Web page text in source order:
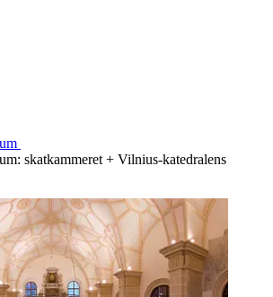
skatkammeret + Vilnius-katedralens